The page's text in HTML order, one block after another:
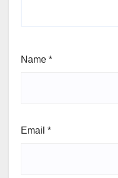
Name *
Email *